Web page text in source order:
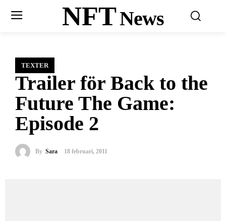
NFTNews
TEXTER
Trailer för Back to the
Future The Game:
Episode 2
By Sara 18 februari, 2011